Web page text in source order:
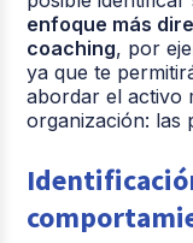
enfoque más
coaching, por
ya que te
abordar el activo
organización: las